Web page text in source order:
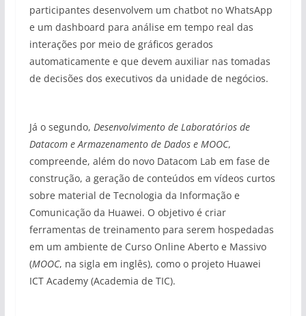
participantes desenvolvem um chatbot no WhatsApp
e um dashboard para análise em tempo real das
interações por meio de gráficos gerados
automaticamente e que devem auxiliar nas tomadas
de decisões dos executivos da unidade de negócios.
Já o segundo, Desenvolvimento de Laboratórios de
Datacom e Armazenamento de Dados e MOOC,
compreende, além do novo Datacom Lab em fase de
construção, a geração de conteúdos em vídeos curtos
sobre material de Tecnologia da Informação e
Comunicação da Huawei. O objetivo é criar
ferramentas de treinamento para serem hospedadas
em um ambiente de Curso Online Aberto e Massivo
(MOOC, na sigla em inglês), como o projeto Huawei
ICT Academy (Academia de TIC).